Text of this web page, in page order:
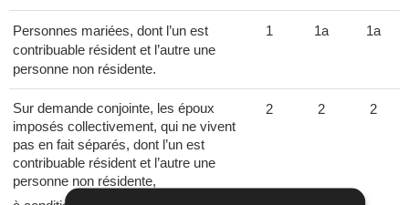
Personnes mariées, dont l’un est
contribuable résident et l’autre une
personne non résidente.
1 1a 1a
Sur demande conjointe, les époux
imposés collectivement, qui ne vivent
pas en fait séparés, dont l’un est
contribuable résident et l’autre une
personne non résidente,
2 2 2